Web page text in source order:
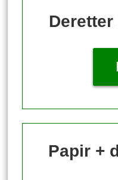
Deretter
Papir +